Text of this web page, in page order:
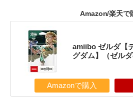
Amazon/楽天で
amiibo ゼルダ【
グダム】（ゼル
Amazonで購入